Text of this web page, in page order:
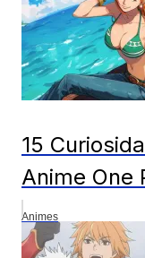
15
Anime One
Animes